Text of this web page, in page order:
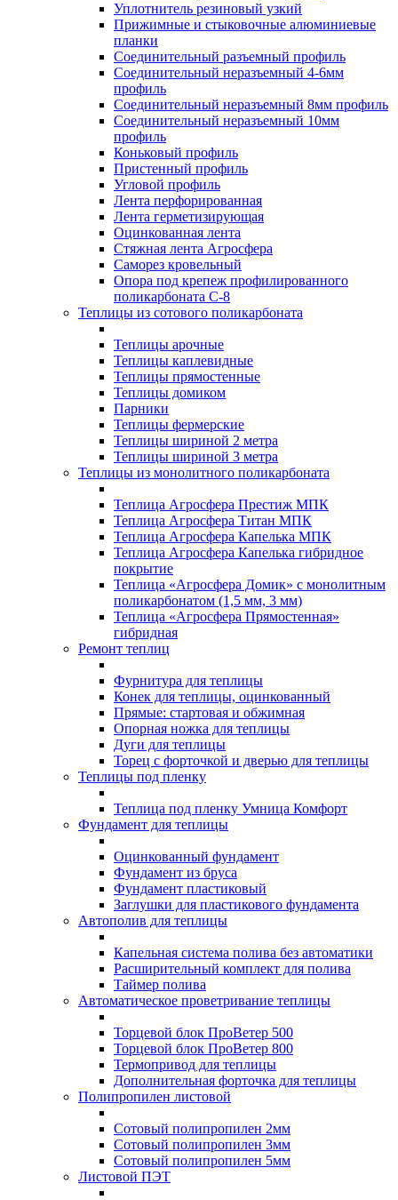
Уплотнитель резиновый узкий
Прижимные и стыковочные алюминиевые
планки
Соединительный разъемный профиль
Соединительный неразъемный 4-6мм
профиль
Соединительный неразъемный 8мм профиль
Соединительный неразъемный 10мм
профиль
Коньковый профиль
Пристенный профиль
Угловой профиль
Лента перфорированная
Лента герметизирующая
Оцинкованная лента
Стяжная лента Агросфера
Саморез кровельный
Опора под крепеж профилированного
поликарбоната С-8
Теплицы из сотового поликарбоната
Теплицы арочные
Теплицы каплевидные
Теплицы прямостенные
Теплицы домиком
Парники
Теплицы фермерские
Теплицы шириной 2 метра
Теплицы шириной 3 метра
Теплицы из монолитного поликарбоната
Теплица Агросфера Престиж МПК
Теплица Агросфера Титан МПК
Теплица Агросфера Капелька МПК
Теплица Агросфера Капелька гибридное
покрытие
Теплица «Агросфера Домик» с монолитным
поликарбонатом (1,5 мм, 3 мм)
Теплица «Агросфера Прямостенная»
гибридная
Ремонт теплиц
Фурнитура для теплицы
Конек для теплицы, оцинкованный
Прямые: стартовая и обжимная
Опорная ножка для теплицы
Дуги для теплицы
Торец с форточкой и дверью для теплицы
Теплицы под пленку
Теплица под пленку Умница Комфорт
Фундамент для теплицы
Оцинкованный фундамент
Фундамент из бруса
Фундамент пластиковый
Заглушки для пластикового фундамента
Автополив для теплицы
Капельная система полива без автоматики
Расширительный комплект для полива
Таймер полива
Автоматическое проветривание теплицы
Торцевой блок ПроВетер 500
Торцевой блок ПроВетер 800
Термопривод для теплицы
Дополнительная форточка для теплицы
Полипропилен листовой
Сотовый полипропилен 2мм
Сотовый полипропилен 3мм
Сотовый полипропилен 5мм
Листовой ПЭТ